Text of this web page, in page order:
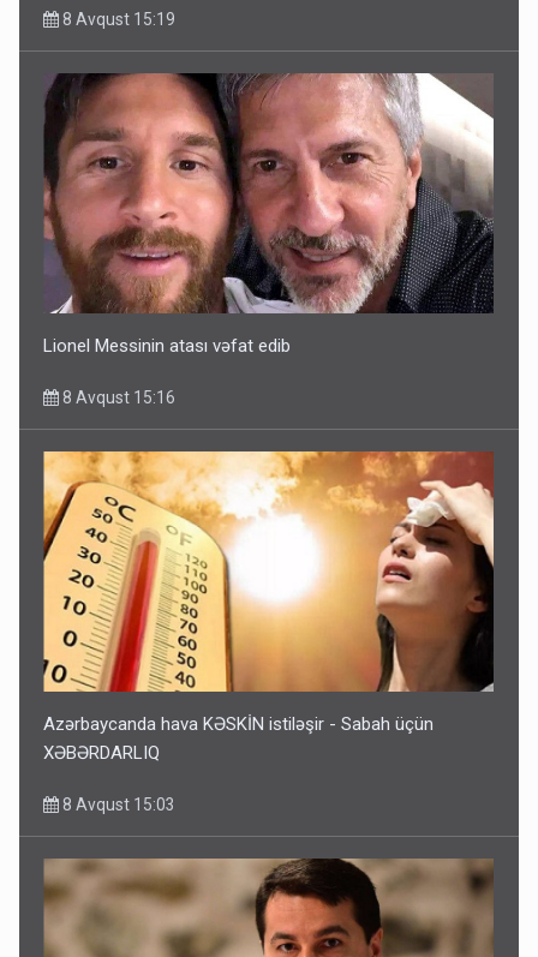
8 Avqust 15:19
Lionel Messinin atası vəfat edib
8 Avqust 15:16
Azərbaycanda hava KƏSKİN istiləşir - Sabah üçün
XƏBƏRDARLIQ
8 Avqust 15:03